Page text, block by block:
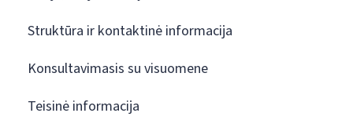
Struktūra ir kontaktinė informacija
Konsultavimasis su visuomene
Teisinė informacija